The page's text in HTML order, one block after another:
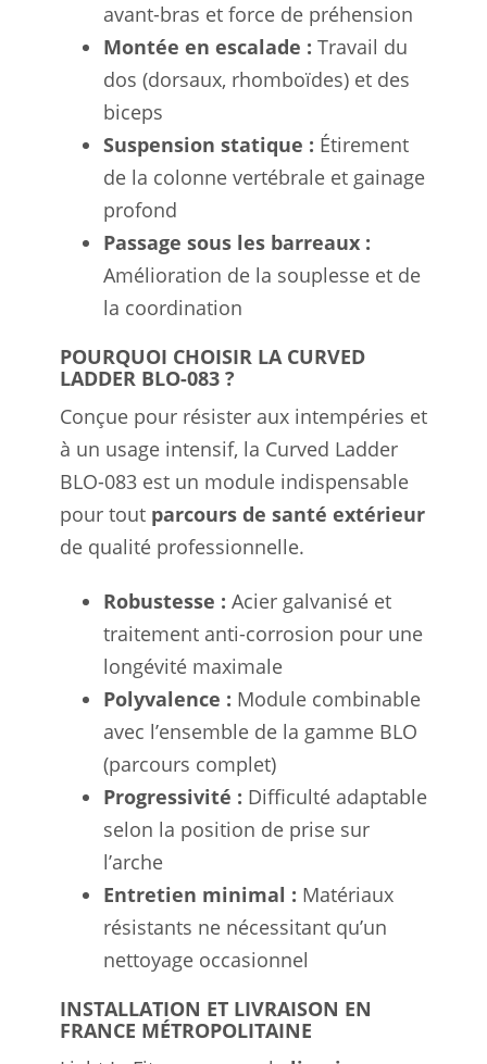
avant-bras et force de préhension
Montée en escalade : Travail du
dos (dorsaux, rhomboïdes) et des
biceps
Suspension statique : Étirement
de la colonne vertébrale et gainage
profond
Passage sous les barreaux :
Amélioration de la souplesse et de
la coordination
POURQUOI CHOISIR LA CURVED
LADDER BLO-083 ?
Conçue pour résister aux intempéries et
à un usage intensif, la Curved Ladder
BLO-083 est un module indispensable
pour tout parcours de santé extérieur
de qualité professionnelle.
Robustesse : Acier galvanisé et
traitement anti-corrosion pour une
longévité maximale
Polyvalence : Module combinable
avec l’ensemble de la gamme BLO
(parcours complet)
Progressivité : Difficulté adaptable
selon la position de prise sur
l’arche
Entretien minimal : Matériaux
résistants ne nécessitant qu’un
nettoyage occasionnel
INSTALLATION ET LIVRAISON EN
FRANCE MÉTROPOLITAINE